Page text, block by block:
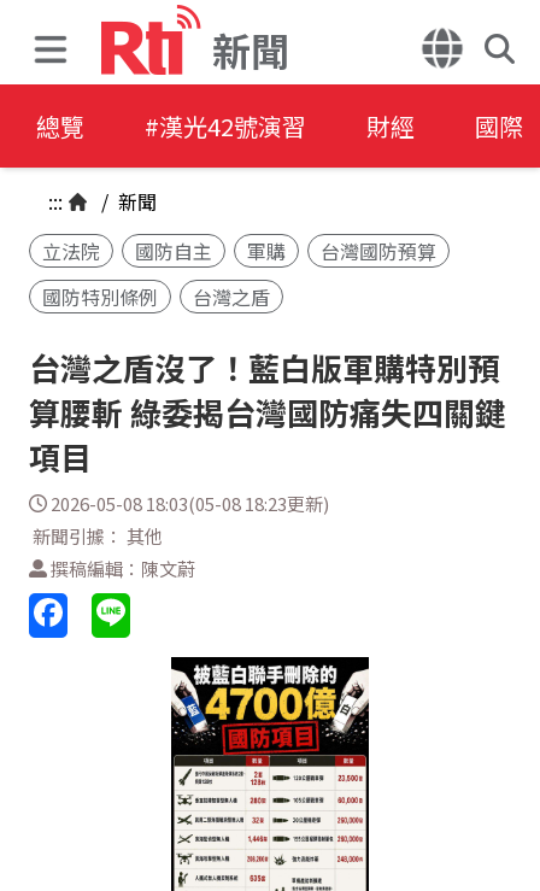
新聞
總覽 #漢光42號演習 財經 國際
::: / 新聞
立法院
國防自主 軍購
台灣國防預算
國防特別條例
台灣之盾
台灣之盾沒了！藍白版軍購特別預
算腰斬 綠委揭台灣國防痛失四關鍵
項目
2026-05-08 18:03(05-08 18:23更新)
新聞引據： 其他
撰稿編輯：陳文蔚